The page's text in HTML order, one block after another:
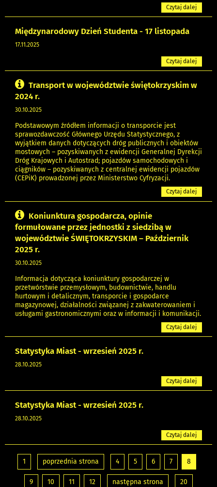
Czytaj dalej
Międzynarodowy Dzień Studenta - 17 listopada
17.11.2025
Czytaj dalej
Transport w województwie świętokrzyskim w
2024 r.
30.10.2025
Podstawowym źródłem informacji o transporcie jest
sprawozdawczość Głównego Urzędu Statystycznego, z
wyjątkiem danych dotyczących dróg publicznych i obiektów
mostowych – pozyskiwanych z ewidencji Generalnej Dyrekcji
Dróg Krajowych i Autostrad; pojazdów samochodowych i
ciągników – pozyskiwanych z centralnej ewidencji pojazdów
(CEPiK) prowadzonej przez Ministerstwo Cyfryzacji.
Czytaj dalej
Koniunktura gospodarcza, opinie
formułowane przez jednostki z siedzibą w
województwie ŚWIĘTOKRZYSKIM – Październik
2025 r.
30.10.2025
Informacja dotycząca koniunktury gospodarczej w
przetwórstwie przemysłowym, budownictwie, handlu
hurtowym i detalicznym, transporcie i gospodarce
magazynowej, działalności związanej z zakwaterowaniem i
usługami gastronomicznymi oraz w informacji i komunikacji.
Czytaj dalej
Statystyka Miast - wrzesień 2025 r.
28.10.2025
Czytaj dalej
Statystyka Miast - wrzesień 2025 r.
28.10.2025
Czytaj dalej
1 poprzednia strona 4 5 6 7 8
9 10 11 12 następna strona 20